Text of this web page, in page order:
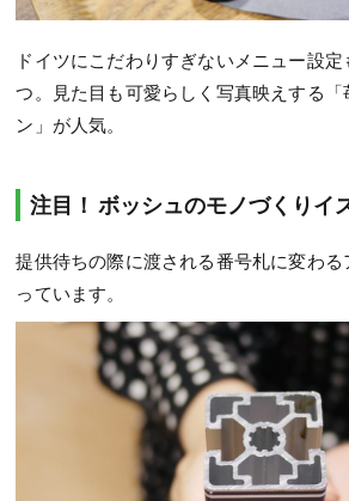
ドイツにこだわりすぎないメニュー設
つ。見た目も可愛らしく写真映えする「
ン」が人気。
注目！ ボッシュのモノづくりイ
提供待ちの際に渡される番号札に変わ
っています。